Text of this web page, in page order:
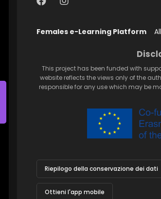
Females e-Learning Platform
This project has been funded with
website reflects the views only of the
responsible for any use which may be
Riepilogo della conservazione dei dati
Ottieni l'app mobile